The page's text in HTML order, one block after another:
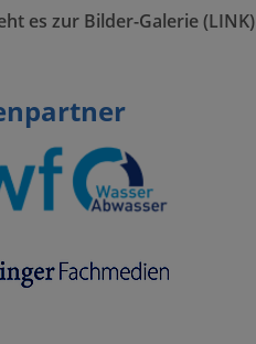
es zur Bilder-Galerie (LINK)